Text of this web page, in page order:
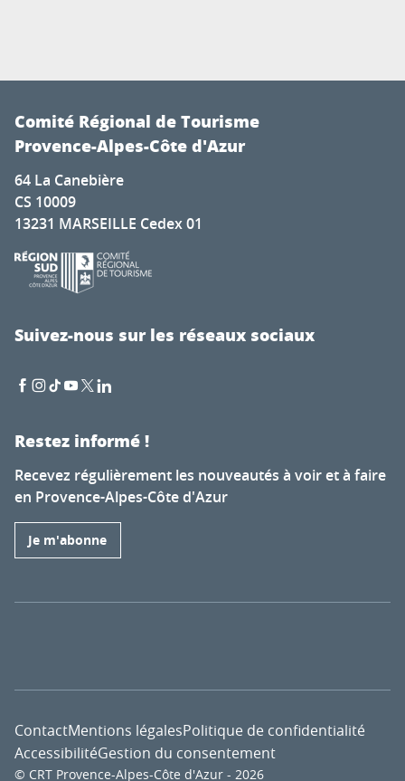
Comité Régional de Tourisme
Provence-Alpes-Côte d'Azur
64 La Canebière
CS 10009
13231 MARSEILLE Cedex 01
Suivez-nous sur les réseaux sociaux
Restez informé !
Recevez régulièrement les nouveautés à voir et à faire
en Provence-Alpes-Côte d'Azur
Je m'abonne
© CRT Provence-Alpes-Côte d'Azur - 2026
ContactMentions légalesPolitique de confidentialité
AccessibilitéGestion du consentement